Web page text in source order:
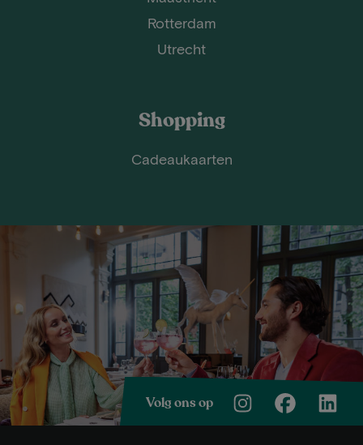
Rotterdam
Utrecht
Shopping
Cadeaukaarten
Volg ons op